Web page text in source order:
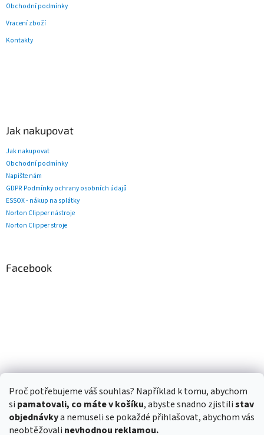
Proč potřebujeme váš souhlas? Například k tomu, abychom
si pamatovali, co máte v košíku, abyste snadno zjistilistav
objednávkya nemuseli se pokaždé přihlašovat, abychom vás
neobtěžovali nevhodnou reklamou.
Obchodní podmínky
Vracení zboží
Kontakty
Jak nakupovat
Jak nakupovat
Obchodní podmínky
Napište nám
GDPR Podmínky ochrany osobních údajů
ESSOX - nákup na splátky
Norton Clipper nástroje
Norton Clipper stroje
Facebook